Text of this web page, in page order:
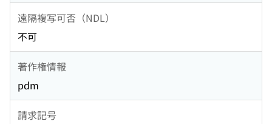
遠隔複写可否（NDL）
不可
著作権情報
pdm
請求記号